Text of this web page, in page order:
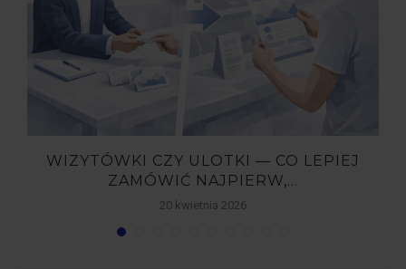
WIZYTÓWKI CZY ULOTKI — CO LEPIEJ
ZAMÓWIĆ NAJPIERW,...
20 kwietnia 2026